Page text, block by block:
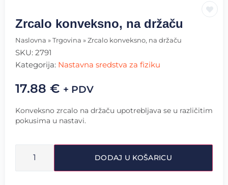
Zrcalo konveksno, na držaču
Naslovna » Trgovina » Zrcalo konveksno, na držaču
SKU: 2791
Kategorija: Nastavna sredstva za fiziku
17.88 € + PDV
Konveksno zrcalo na držaču upotrebljava se u različitim
pokusima u nastavi.
DODAJ U KOŠARICU